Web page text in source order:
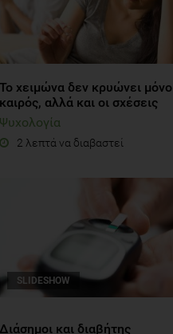
Το χειμώνα δεν κρυώνει
καιρός, αλλά και οι σχέσεις
Ψυχολογία
2 λεπτά να διαβαστεί
SLIDESHOW
Διάσημοι και διαβήτης